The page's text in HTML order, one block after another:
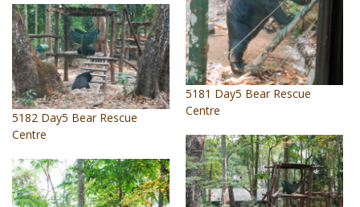
訂閱電子報
5181 Day5 Bear Rescue
Centre
5182 Day5 Bear Rescue
Centre